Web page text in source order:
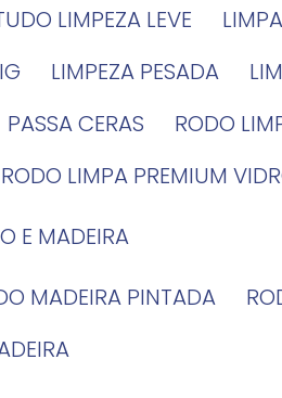
LIMPEZA LEVE
LIMPEZA PESADA
PASSA CERAS
RODO
RODO LIMPA PREMIUM
E MADEIRA
MADEIRA PINTADA